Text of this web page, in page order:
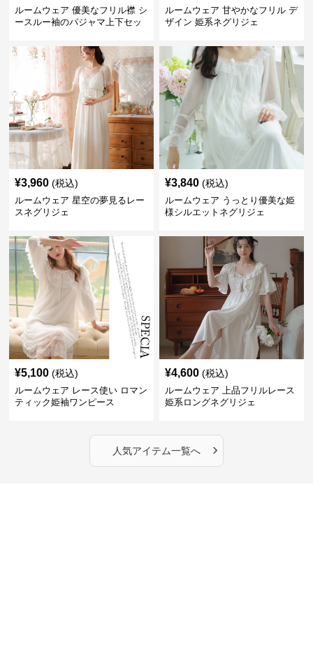
ルームウェア 優美なフリル襟 シ
ースルー袖のパジャマ上下セッ
ルームウェア 甘やかなフリル デ
ザイン 姫系ネグリジェ
¥3,960 (税込)
ルームウェア 星空の夢見るレー
スネグリジェ
¥3,840 (税込)
ルームウェア うっとり優美な姫
様シルエットネグリジェ
¥5,100 (税込)
ルームウェア レース使い ロマン
ティック姫袖ワンピース
¥4,600 (税込)
ルームウェア 上品フリルレース
姫系ロングネグリジェ
人気アイテム一覧へ ›